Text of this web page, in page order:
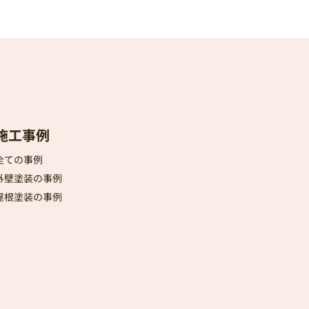
工事例
ての事例
壁塗装の事例
根塗装の事例